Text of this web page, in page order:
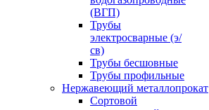
(ВГП)
Трубы
электросварные (э/
св)
Трубы бесшовные
Трубы профильные
Нержавеющий металлопрокат
Сортовой